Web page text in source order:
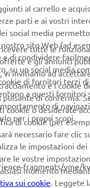
EVENTI
Verona, Veneto |
Veneto |
sul Garda (VR)
(PV) |
GIUGNO:Città di
Pastrengo (VR) -
al carrello e
parti e ai vostri
social media
sito Web (ad
e di condividere
su un social media
di fornitori terzi
a questi fornitori
di
per i propri scopi.
tutte le
e gli annunci
vi invitiamo ad
e i cookie
pulsante di conferma.
cookie o desiderate
di cookie (per
necessario fare clic
le impostazioni
le vostre
momento
sui cookie. Leggete
fragments/yme/